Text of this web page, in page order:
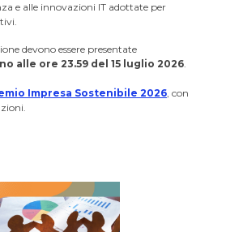
e alle innovazioni IT adottate per
devono essere presentate
alle ore 23.59 del 15 luglio 2026.
Impresa Sostenibile 2026, con